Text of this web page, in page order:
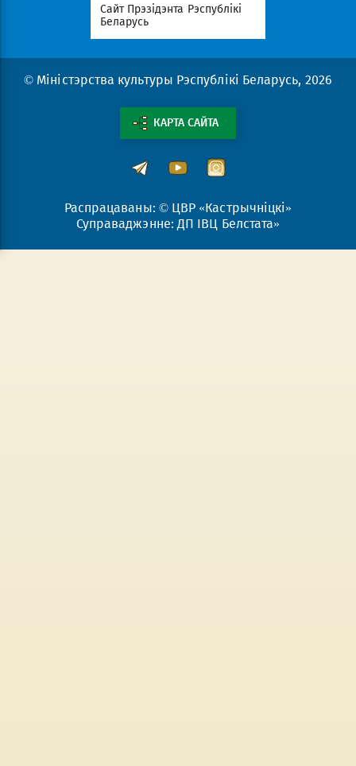
Сайт Прэзідэнта Рэспублікі
Беларусь
© Міністэрства культуры Рэспублікі Беларусь, 2026
КАРТА САЙТА
Распрацаваны: © ЦВР «Кастрычніцкі»
Суправаджэнне: ДП ІВЦ Белстата»